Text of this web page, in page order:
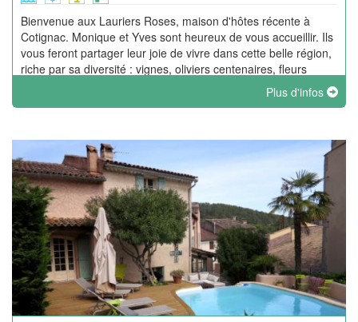
Bienvenue aux Lauriers Roses, maison d'hôtes récente à
Cotignac. Monique et Yves sont heureux de vous accueillir. Ils
vous feront partager leur joie de vivre dans cette belle région,
riche par sa diversité : vignes, oliviers centenaires, fleurs
Plus d'infos